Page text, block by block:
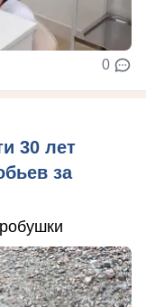
0
30 лет
за